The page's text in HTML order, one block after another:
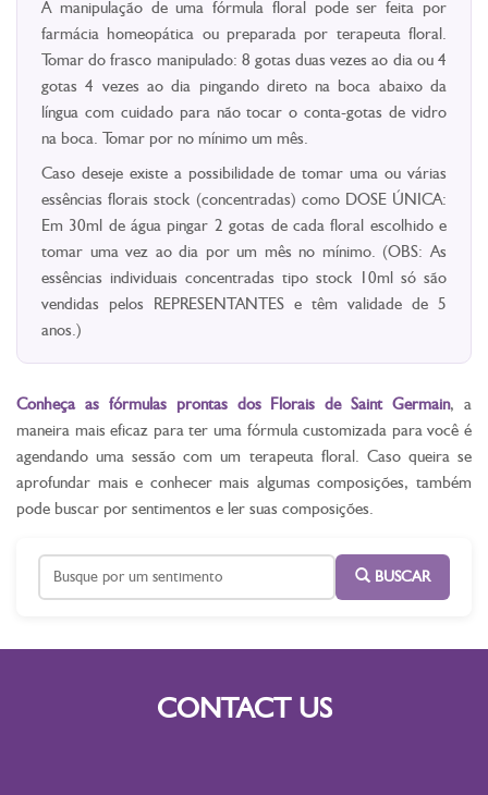
A manipulação de uma fórmula floral pode ser feita por
farmácia homeopática ou preparada por terapeuta floral.
Tomar do frasco manipulado: 8 gotas duas vezes ao dia ou 4
gotas 4 vezes ao dia pingando direto na boca abaixo da
língua com cuidado para não tocar o conta-gotas de vidro
na boca. Tomar por no mínimo um mês.
Caso deseje existe a possibilidade de tomar uma ou várias
essências florais stock (concentradas) como DOSE ÚNICA:
Em 30ml de água pingar 2 gotas de cada floral escolhido e
tomar uma vez ao dia por um mês no mínimo. (OBS: As
essências individuais concentradas tipo stock 10ml só são
vendidas pelos REPRESENTANTES e têm validade de 5
anos.)
Conheça as fórmulas prontas dos Florais de Saint Germain, a
maneira mais eficaz para ter uma fórmula customizada para você é
agendando uma sessão com um terapeuta floral. Caso queira se
aprofundar mais e conhecer mais algumas composições, também
pode buscar por sentimentos e ler suas composições.
BUSCAR
CONTACT US